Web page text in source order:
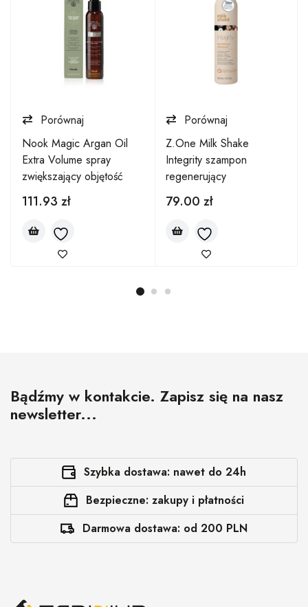
Porównaj
Nook Magic Argan Oil
Extra Volume spray
zwiększający objętość
111.93 zł
Porównaj
Z.One Milk Shake
Integrity szampon
regenerujący
79.00 zł
Bądźmy w kontakcie. Zapisz się na nasz
newsletter...
Szybka dostawa: nawet do 24h
Bezpieczne: zakupy i płatności
Darmowa dostawa: od 200 PLN